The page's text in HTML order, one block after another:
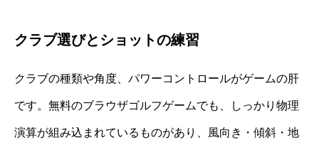
クラブ選びとショットの練習
クラブの種類や角度、パワーコントロールがゲームの肝
です。無料のブラウザゴルフゲームでも、しっかり物理
演算が組み込まれているものがあり、風向き・傾斜・地